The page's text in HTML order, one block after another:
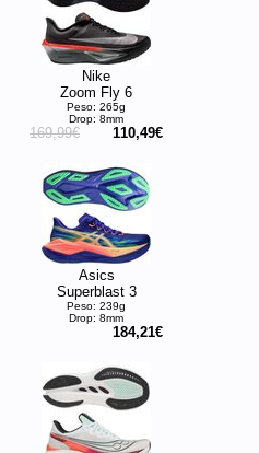
Nike
Zoom Fly 6
Peso: 265g
Drop: 8mm
169,99€ 110,49€
Asics
Superblast 3
Peso: 239g
Drop: 8mm
184,21€